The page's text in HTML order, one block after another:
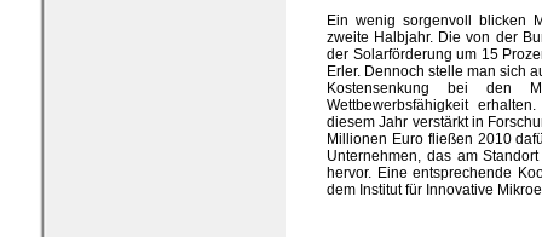
Ein wenig sorgenvoll blicken
zweite Halbjahr. Die von der
der Solarförderung um 15
Erler. Dennoch stelle man sich
Kostensenkung bei den
Wettbewerbsfähigkeit
diesem Jahr verstärkt in
Millionen Euro fließen 2010
Unternehmen, das am
hervor. Eine entsprechende
dem Institut für Innovative